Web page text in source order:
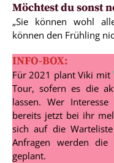
Möchtest du sonst
„Sie können wohl
können den Frühling
INFO-BOX:
Für 2021 plant Viki mit
Tour, sofern es die
lassen. Wer
bereits jetzt bei ihr
sich auf die
Anfragen werden die
geplant.